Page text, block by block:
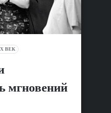
ВЕК
мгновений